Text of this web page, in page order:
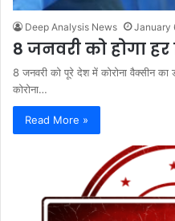
Deep Analysis News January
8 जनवरी को होगा हर
8 जनवरी को पूरे देश में कोरोना वैक्सीन
कोरोना…
Read More »